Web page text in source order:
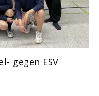
gegen ESV